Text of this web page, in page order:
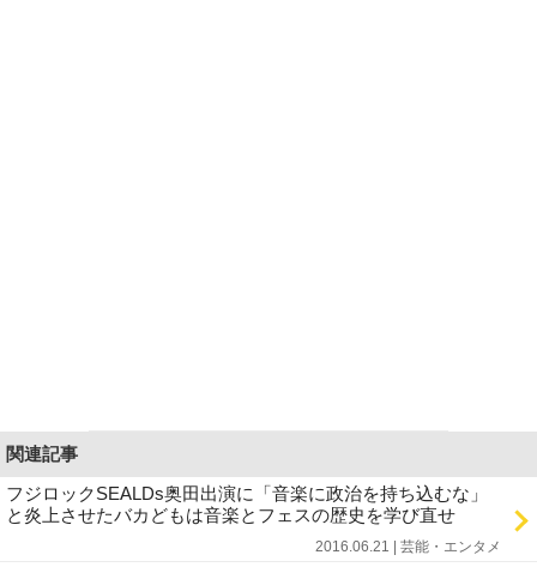
関連記事
フジロックSEALDs奥田出演に「音楽に政治を持ち込むな」
と炎上させたバカどもは音楽とフェスの歴史を学び直せ
2016.06.21 | 芸能・エンタメ